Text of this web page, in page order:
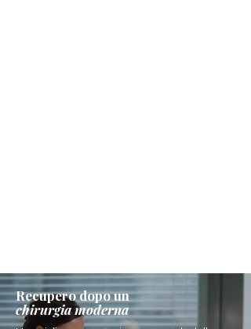
Recupero dopo un
chirurgia moderna